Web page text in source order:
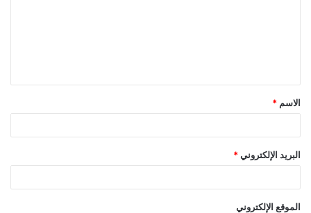
ق
*
الاسم *
البريد الإلكتروني *
الموقع الإلكتروني